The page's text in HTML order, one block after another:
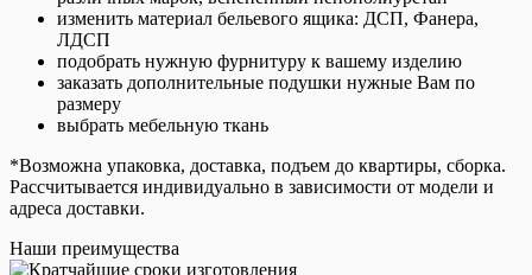
изменить материал бельевого ящика: ДСП, Фанера,
ЛДСП
подобрать нужную фурнитуру к вашему изделию
заказать дополнительные подушки нужные Вам по
размеру
выбрать мебельную ткань
*Возможна упаковка, доставка, подъем до квартиры, сборка.
Рассчитывается индивидуально в зависимости от модели и
адреса доставки.
Наши преимущества